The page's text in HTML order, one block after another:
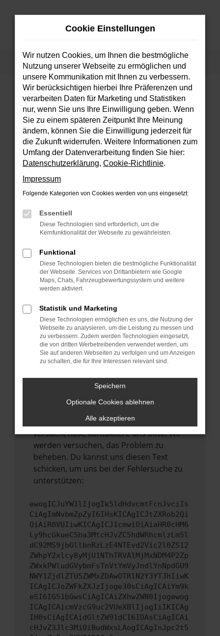
Zum
Startseite Fahrzeugsuche
FEHLER: NETWORK ERROR
Beim Laden ist ein Fehler aufgetreten.
Hier sind ein paar Tipps, die dir helfen können:
Überprüfe deine Firewall und deine
Internetverbindung.
Laden andere Webseiten, zum Beispiel
deine Suchmaschine?
Prüfe deine Browsererweiterungen.
Manche Erweiterungen, wie Werbeblocker,
können das Laden bestimmter Seiten
anderen Browser oder in einem privaten
Fenster?
Starte dein Gerät neu.
vorübergehende Probleme zu beheben.
Stelle sicher, dass dein Browser und dein
Betriebssystem auf dem neuesten Stand
sind.
Veraltete Software birgt nicht nur ein
führen, dass bestimmte Funktionen nicht
Wende dich an den Webseitenbetreiber.
Wenn du alle oben genannten Schritte
versucht hast, kontaktiere uns bitte. Wir
werden versuchen, das Problem zu
beheben. Du kannst uns diesen Text
schicken, um uns bei der Fehlersuche zu
unterstützen:
ewogICJuYW1lIjogIk5ldHdvcmtFcnJvciIs
CiAgImNvbmZpZyI6IHsKICAgICJtZXRob2Qi
OiAiR0VUIiwKICAgICJ1cmwiOiAiaHR0cHM6
Ly9hcGkueC5ha3MtcHJvZC5hdWRhcmlzLm5l
dC92MS9jbGllbnRzLzE4NTEvd2Vic2l0ZS12
ZWhpY2xlcy8yMjU1NThTRVAlMjMxNDM4P2Zp
ZWxkPWludGVybmFsTnVtYmVyJndlYnNpdGU9
NWY1ZjdlZTU5ZWMxZDAwOTRlN2Y3YTJhIiwK
ICAgICJoZWFkZXJzIjoge30sCiAgICAiYm9k
eSI6IG51bGwsCiAgICAiZXhwZWN0Ijogewog
ICAgICAicmVzcG9uc2VUeXBlIjogIiIKICAg
IH0sCiAgICAidGltZW91dCI6IDAsCiAgICAi
cHJvZ3Jlc3MiOiBudWxsLAogICAgInJpc2t5
Cookie Einstellungen
Wir nutzen Cookies, um Ihnen die bestmögliche
Nutzung unserer Webseite zu ermöglichen und
unsere Kommunikation mit Ihnen zu verbessern.
Wir berücksichtigen hierbei Ihre Präferenzen und
verarbeiten Daten für Marketing und Statistiken
nur, wenn Sie uns Ihre Einwilligung geben. Wenn
Sie zu einem späteren Zeitpunkt Ihre Meinung
ändern, können Sie die Einwilligung jederzeit für
die Zukunft widerrufen. Weitere Informationen zum
Umfang der Datenverarbeitung finden Sie hier:
Datenschutzerklärung, Cookie-Richtlinie.
Impressum
Folgende Kategorien von Cookies werden von uns eingesetzt:
Essentiell
Diese Technologien sind erforderlich, um die
Kernfunktionalität der Webseite zu gewährleisten.
Funktional
Diese Technologien bieten die bestmögliche Funktionalität
der Webseite. Services von Drittanbietern wie Google
Maps, Chats, Fahrzeugbewertungssystem und weitere
werden aktiviert.
Statistik und Marketing
Diese Technologien ermöglichen es uns, die Nutzung der
Webseite zu analysieren, um die Leistung zu messen und
zu verbessern. Zudem werden Technologien eingesetzt,
die von dritten Werbetreibenden verwendet werden, um
Sie auf anderen Webseiten zu verfolgen und um Anzeigen
zu schalten, die für Ihre Interessen relevant sind.
Speichern
Optionale Cookies ablehnen
Alle akzeptieren